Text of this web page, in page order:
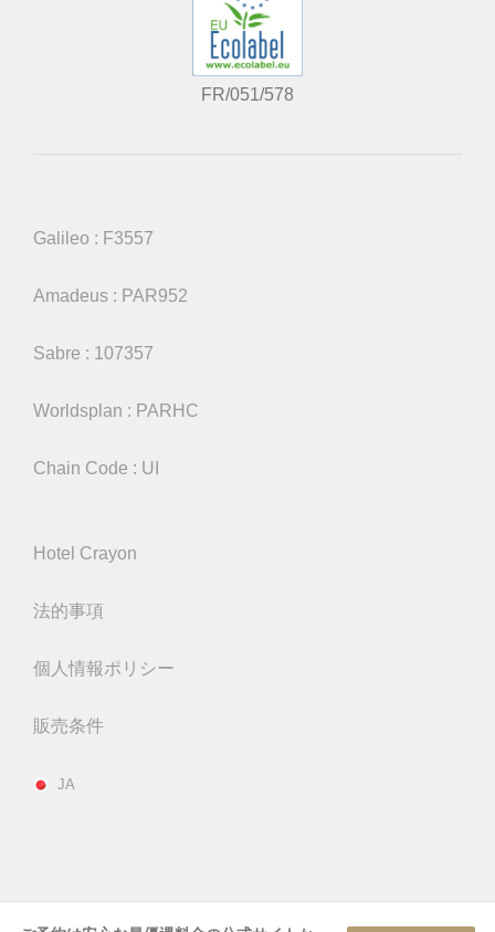
FR/051/578
Galileo : F3557
Amadeus : PAR952
Sabre : 107357
Worldsplan : PARHC
Chain Code : UI
Hotel Crayon
法的事項
個人情報ポリシー
販売条件
JA